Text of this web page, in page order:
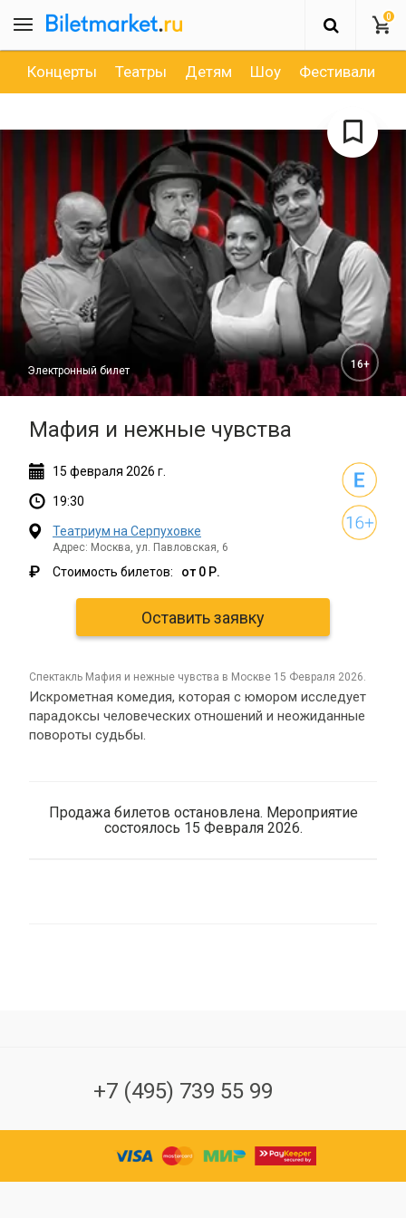
0
Концерты Театры Детям Шоу Фестивали
Мафия и нежные чувства
Электронный билет 16+
15 февраля 2026 г.
19:30
Театриум на Серпуховке
Адрес: Москва, ул. Павловская, 6
₽ Стоимость билетов: от 0 Р.
Оставить заявку
спектакль Мафия и нежные чувства в Москве 15 Февраля 2026.
Искрометная комедия, которая с юмором исследует
парадоксы человеческих отношений и неожиданные
повороты судьбы.
Продажа билетов остановлена. Мероприятие
состоялось 15 Февраля 2026.
+7 (495) 739 55 99